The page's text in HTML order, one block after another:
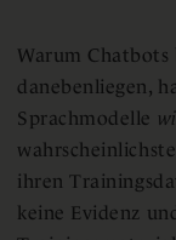
Warum Chatbots
danebenliegen,
Sprachmodelle
ihren
keine Evidenz